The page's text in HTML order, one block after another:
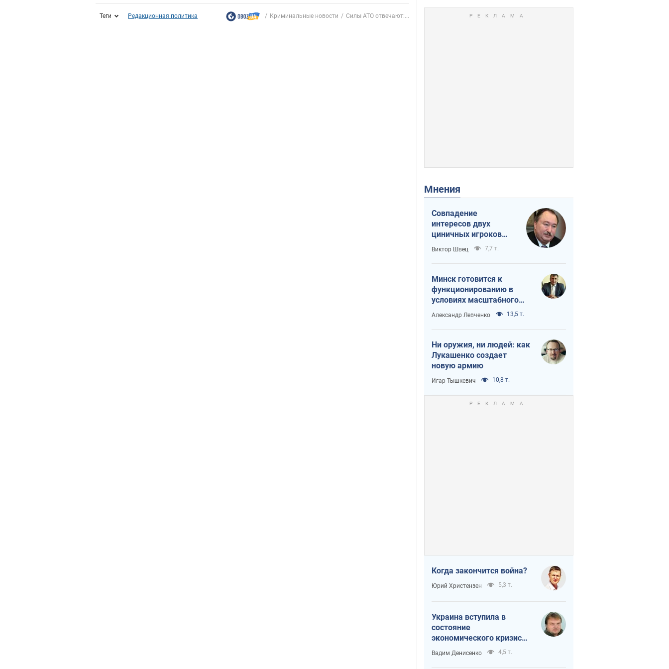
Теги Редакционная политика Криминальные новости Силы АТО отвечают:...
Мнения
Совпадение
интересов двух
циничных игроков
или тайный план
Трампа и Путина?
Виктор Швец 7,7 т.
Минск готовится к
функционированию в
условиях масштабного
военного кризиса
Александр Левченко 13,5 т.
Ни оружия, ни людей: как
Лукашенко создает
новую армию
Игар Тышкевич 10,8 т.
Когда закончится война?
Юрий Христензен 5,3 т.
Украина вступила в
состояние
экономического кризиса.
Есть ли свет в конце
туннеля?
Вадим Денисенко 4,5 т.